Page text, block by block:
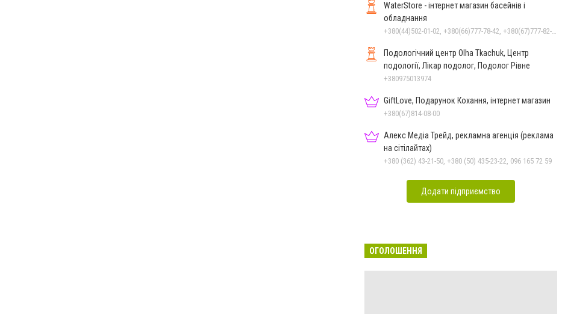
WaterStore - інтернет магазин басейнів і
обладнання
+380(44)502-01-02, +380(66)777-78-42, +380(67)777-82-19, +380(67)890-80-80, +380(73)890-80-80, +380(44)502-01-03
Подологічний центр Olha Tkachuk, Центр
подології, Лікар подолог, Подолог Рівне
+380975013974
GiftLove, Подарунок Кохання, інтернет магазин
+380(67)814-08-00
Алекс Медіа Трейд, рекламна агенція (реклама
на сітілайтах)
+380 (362) 43-21-50, +380 (50) 435-23-22, 096 165 72 59
Додати підприємство
ОГОЛОШЕННЯ